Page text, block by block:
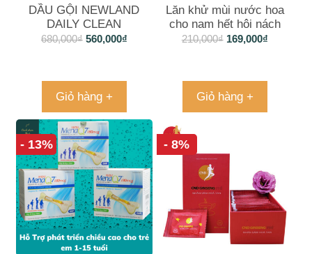
DẦU GỘI NEWLAND
DAILY CLEAN
SHAMPOO 500ML
680,000₫ 560,000₫
Giỏ hàng +
Lăn khử mùi nước hoa
cho nam hết hôi nách
Mine
210,000₫ 169,000₫
Giỏ hàng +
- 13% - 8%